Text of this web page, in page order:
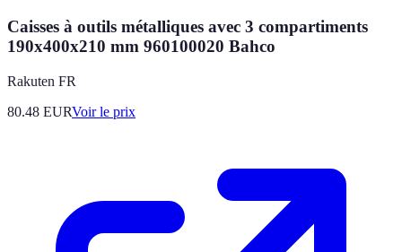
Caisses à outils métalliques avec 3 compartiments
190x400x210 mm 960100020 Bahco
Rakuten FR
80.48 EURVoir le prix